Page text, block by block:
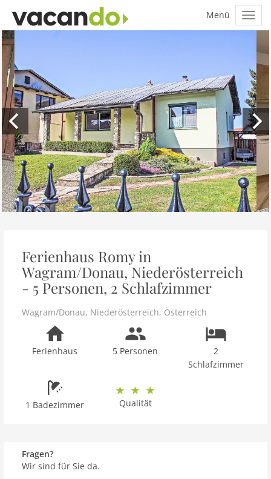
Ferienhaus Romy in
Wagram/Donau, Niederösterreich
- 5 Personen, 2 Schlafzimmer
Wagram/Donau, Niederösterreich, Österreich
Ferienhaus 5 Personen
2
Schlafzimmer
1 Badezimmer Qualität
Fragen?
Wir sind für Sie da.